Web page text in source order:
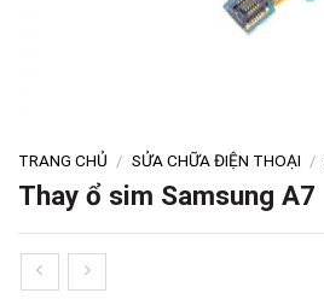
TRANG CHỦ / SỬA CHỮA ĐIỆN THOẠI /
Thay ổ sim Samsung A7